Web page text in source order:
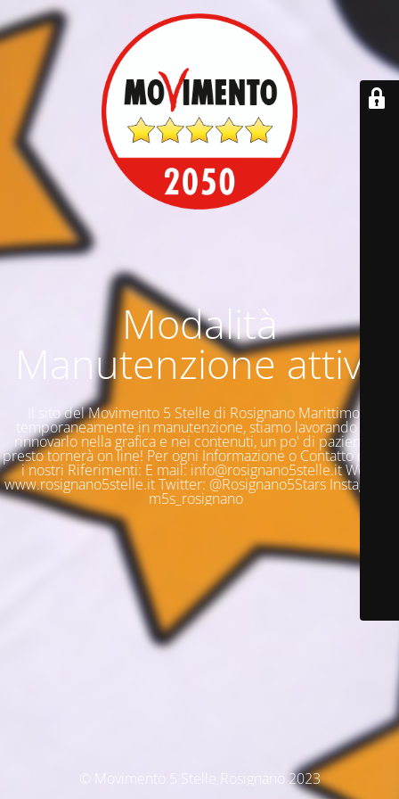
Modalità
Manutenzione attiva
Il sito del Movimento 5 Stelle di Rosignano Marittimo è
temporaneamente in manutenzione, stiamo lavorando per
rinnovarlo nella grafica e nei contenuti, un po' di pazienza e
presto tornerà on line! Per ogni Informazione o Contatto questi
i nostri Riferimenti: E mail: info@rosignano5stelle.it Web:
www.rosignano5stelle.it Twitter: @Rosignano5Stars Instagram:
m5s_rosignano
© Movimento 5 Stelle Rosignano 2023